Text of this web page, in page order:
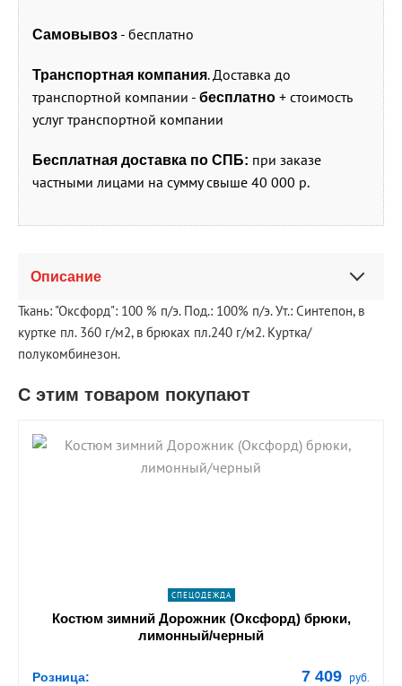
Самовывоз - бесплатно
Транспортная компания. Доставка до
транспортной компании - бесплатно + стоимость
услуг транспортной компании
Бесплатная доставка по СПБ: при заказе
частными лицами на сумму свыше 40 000 р.
Описание
Ткань: "Оксфорд": 100 % п/э. Под.: 100% п/э. Ут.: Синтепон, в
куртке пл. 360 г/м2, в брюках пл.240 г/м2. Куртка/
полукомбинезон.
С этим товаром покупают
shopping_cart В КОРЗИНУ
СПЕЦОДЕЖДА
Костюм зимний Дорожник (Оксфорд) брюки,
лимонный/черный
Розница: 7 409 руб.